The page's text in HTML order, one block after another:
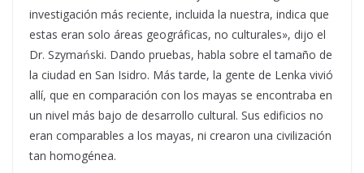
investigación más reciente, incluida la nuestra, indica que
estas eran solo áreas geográficas, no culturales», dijo el
Dr. Szymański. Dando pruebas, habla sobre el tamaño de
la ciudad en San Isidro. Más tarde, la gente de Lenka vivió
allí, que en comparación con los mayas se encontraba en
un nivel más bajo de desarrollo cultural. Sus edificios no
eran comparables a los mayas, ni crearon una civilización
tan homogénea.